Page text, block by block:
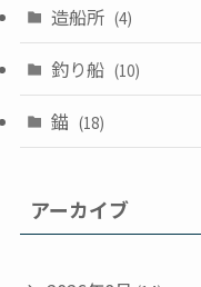
造船所 (4)
釣り船 (10)
錨 (18)
アーカイブ